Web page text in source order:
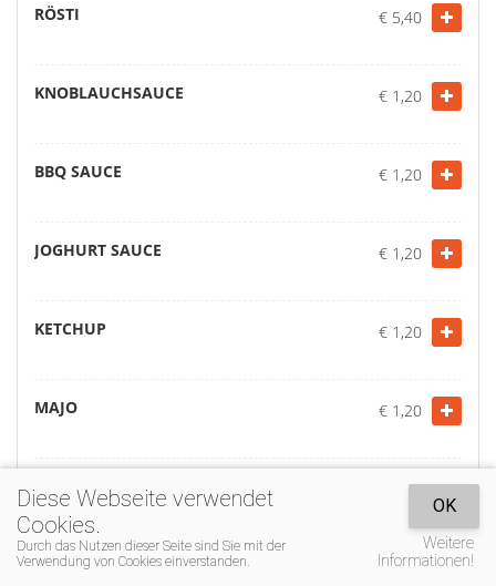
RÖSTI € 5,40
KNOBLAUCHSAUCE € 1,20
BBQ SAUCE € 1,20
JOGHURT SAUCE € 1,20
KETCHUP € 1,20
MAJO € 1,20
SCHARFE SAUCE € 1,20
PREISELBEEREN € 1,20
Warenkorb
Diese Webseite verwendet
Cookies.
Durch das Nutzen dieser Seite sind Sie mit der
Verwendung von Cookies einverstanden.
OK
Weitere
Informationen!